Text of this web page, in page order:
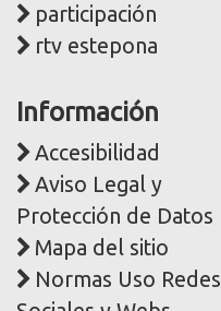
participación
rtv estepona
Información
Accesibilidad
Aviso Legal y
Protección de Datos
Mapa del sitio
Normas Uso Redes